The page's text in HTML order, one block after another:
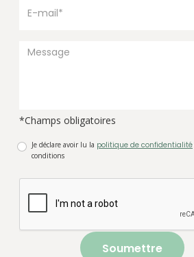
*Champs obligatoires
Je déclare avoir lu la politique de confidentialité
conditions
Soumettre